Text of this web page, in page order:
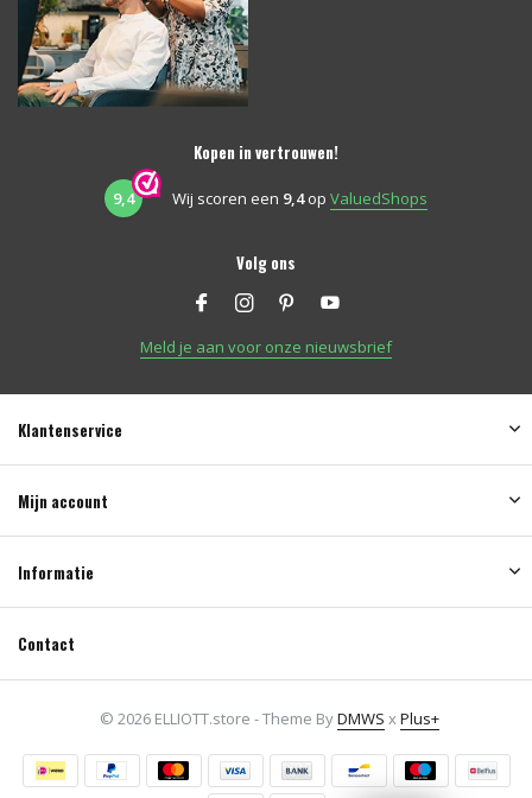
Kopen in vertrouwen!
9,4 Wij scoren een 9,4op ValuedShops
Volg ons
Meld je aan voor onze nieuwsbrief
Klantenservice
Mijn account
Informatie
Contact
© 2026 ELLIOTT.store - Theme ByDMWS xPlus+